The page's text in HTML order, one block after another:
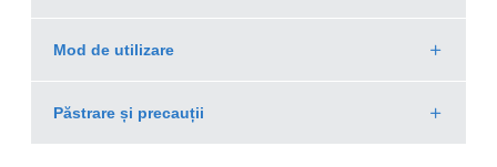
Mod de utilizare
Păstrare și precauții